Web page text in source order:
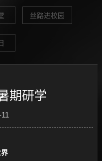
丝路进校园
期研学